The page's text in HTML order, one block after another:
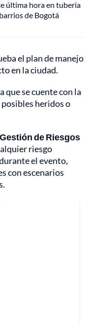
última hora en tubería
de Bogotá
el plan de manejo
en la ciudad.
que se cuente con la
heridos o
de Riesgos
riesgo
el evento,
con escenarios